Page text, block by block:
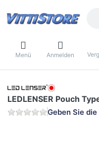
Menü Anmelden
LEDLENSER Pouch
Geben Sie